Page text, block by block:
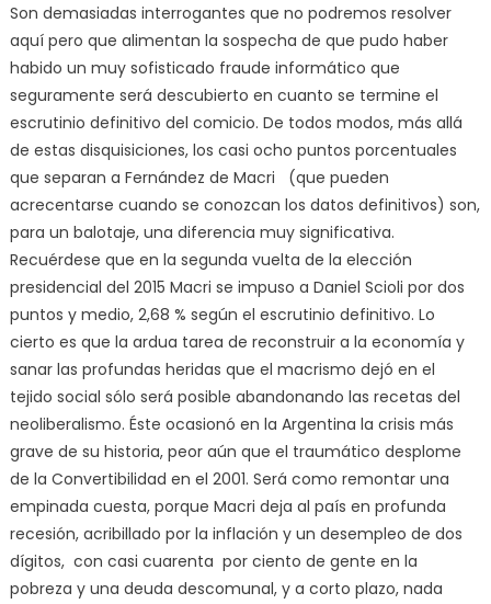
Son demasiadas interrogantes que no podremos resolver
aquí pero que alimentan la sospecha de que pudo haber
habido un muy sofisticado fraude informático que
seguramente será descubierto en cuanto se termine el
escrutinio definitivo del comicio. De todos modos, más allá
de estas disquisiciones, los casi ocho puntos porcentuales
que separan a Fernández de Macri (que pueden
acrecentarse cuando se conozcan los datos definitivos) son,
para un balotaje, una diferencia muy significativa.
Recuérdese que en la segunda vuelta de la elección
presidencial del 2015 Macri se impuso a Daniel Scioli por dos
puntos y medio, 2,68 % según el escrutinio definitivo. Lo
cierto es que la ardua tarea de reconstruir a la economía y
sanar las profundas heridas que el macrismo dejó en el
tejido social sólo será posible abandonando las recetas del
neoliberalismo. Éste ocasionó en la Argentina la crisis más
grave de su historia, peor aún que el traumático desplome
de la Convertibilidad en el 2001. Será como remontar una
empinada cuesta, porque Macri deja al país en profunda
recesión, acribillado por la inflación y un desempleo de dos
dígitos, con casi cuarenta por ciento de gente en la
pobreza y una deuda descomunal, y a corto plazo, nada